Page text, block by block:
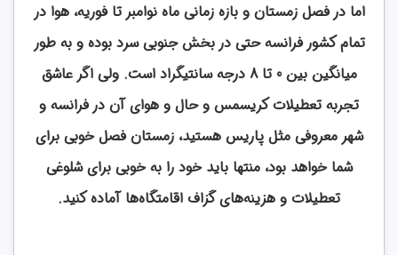
اما در فصل زمستان و بازه زمانی ماه نوامبر تا فوریه، هوا در
تمام کشور فرانسه حتی در بخش جنوبی سرد بوده و به طور
میانگین بین 0 تا 8 درجه سانتیگراد است. ولی اگر عاشق
تجربه تعطیلات کریسمس و حال و هوای آن در فرانسه و
شهر معروفی مثل پاریس هستید، زمستان فصل خوبی برای
شماخواهد بود، منتها باید خود را به خوبی برای شلوغی
تعطیلات و هزینه‌های گزاف اقامتگاه‌ها آماده کنید.